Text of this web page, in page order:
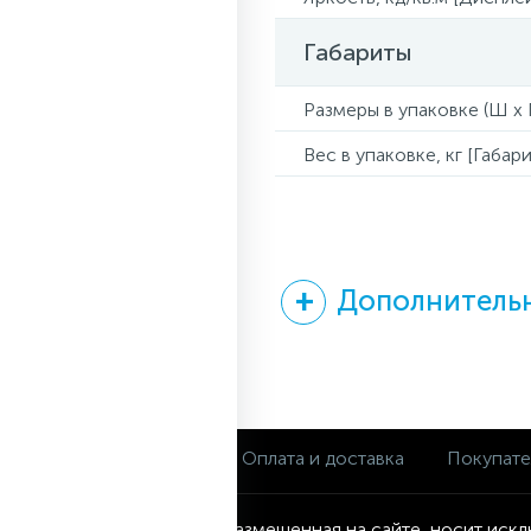
Габариты
Размеры в упаковке (Ш x
Вес в упаковке, кг
Оплата и доставка